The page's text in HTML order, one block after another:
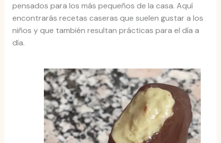
pensados para los más pequeños de la casa. Aquí
encontrarás recetas caseras que suelen gustar a los
niños y que también resultan prácticas para el día a
día.